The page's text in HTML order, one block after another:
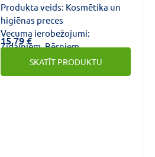
Produkta veids: Kosmētika un
higiēnas preces
Vecuma ierobežojumi:
Zīdaiņiem, Bērniem
15,79 €
SKATĪT PRODUKTU